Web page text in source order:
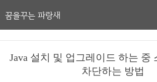
꿈을꾸는 파랑새
Java 설치 및 업그레이드 하는 중
차단하는 방법